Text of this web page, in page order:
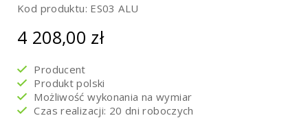
Kod produktu: ES03 ALU
4 208,00 zł
Producent
Produkt polski
Możliwość wykonania na wymiar
Czas realizacji: 20 dni roboczych